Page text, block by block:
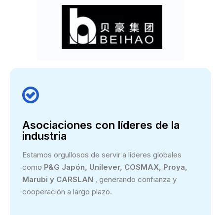

Asociaciones con líderes de la
industria
Estamos orgullosos de servir a líderes globales
como P&G Japón, Unilever, COSMAX, Proya,
Marubi y CARSLAN
, generando confianza y
cooperación a largo plazo.